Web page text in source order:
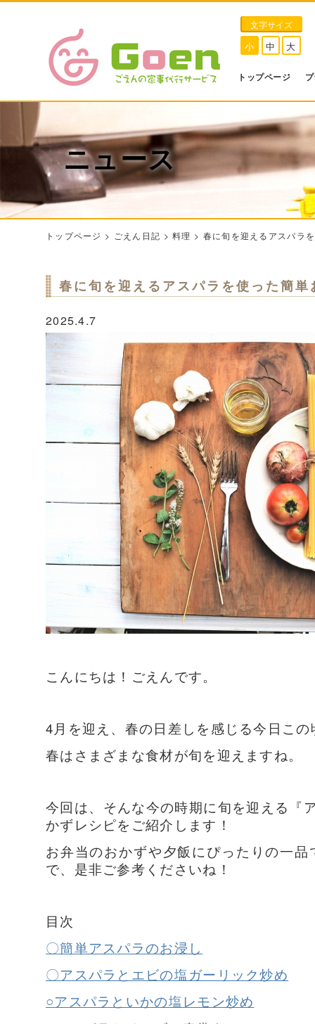
文字サイズ
小 中 大
トップページ
ニュース
トップページ > ごえん日記 >料理 > 春に旬を迎えるアスパラ
春に旬を迎えるアスパラを使った簡
2025.4.7
こんにちは！ごえんです。
4月を迎え、春の日差しを感じる今日この
春はさまざまな食材が旬を迎えますね。
今回は、そんな今の時期に旬を迎える『
かずレシピをご紹介します！
お弁当のおかずや夕飯にぴったりの一
で、是非ご参考くださいね！
目次
〇簡単アスパラのお浸し
〇アスパラとエビの塩ガーリック炒め
○アスパラといかの塩レモン炒め